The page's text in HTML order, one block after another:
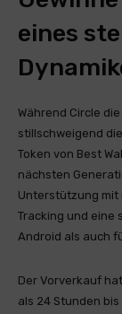
eines
Während Circle
stillschweigend
Token von Best
nächsten
Unterstützung mit
Tracking und eine
Android als auch
Der Vorverkauf
als 24 Stunden